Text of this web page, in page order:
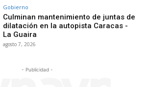
Gobierno
Culminan mantenimiento de juntas de
dilatación en la autopista Caracas -
La Guaira
agosto 7, 2026
- Publicidad -